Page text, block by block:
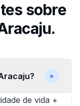
sobre
+
de vida +